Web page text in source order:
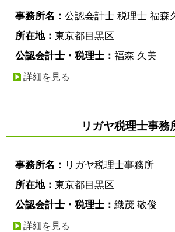
事務所名： 公認会計士 税理士 福森
所在地： 東京都目黒区
公認会計士・税理士： 福森 久美
詳細を見る
リガヤ税理士事務
事務所名： リガヤ税理士事務所
所在地： 東京都目黒区
公認会計士・税理士： 織茂 敬俊
詳細を見る